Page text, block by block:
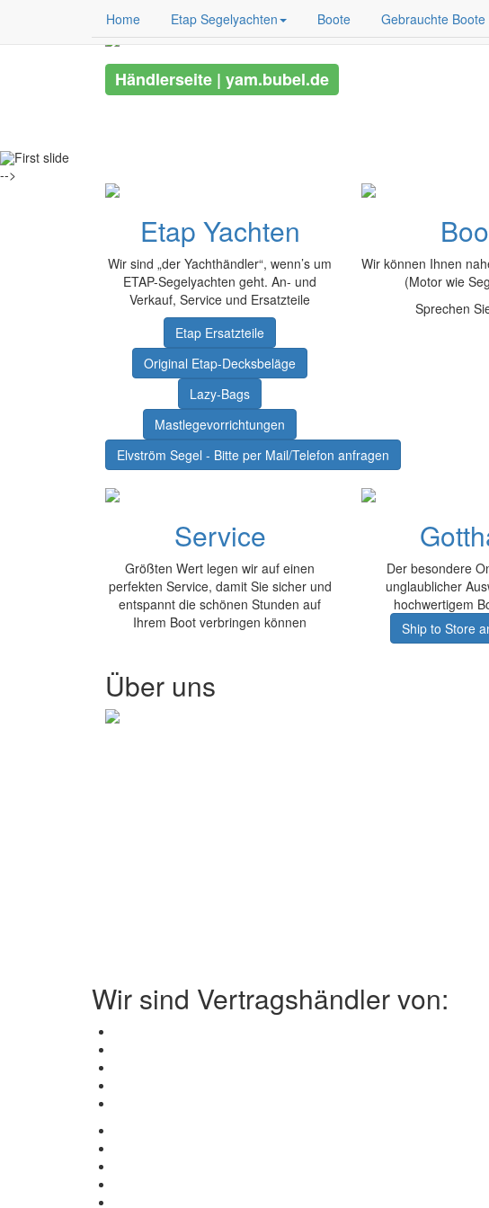
Home Etap Segelyachten Boote Gebrauchte Boote
Händlerseite | yam.bubel.deIhr
-->
Etap Yachten
Wir sind „der Yachthändler“, wenn’s um
ETAP-Segelyachten geht. An- und
Verkauf, Service und Ersatzteile
Etap Ersatzteile
Original Etap-Decksbeläge
Lazy-Bags
Mastlegevorrichtungen
Elvström Segel - Bitte per Mail/Telefon anfragen
Wir können Ihnen
(Motor wie
Sprechen
Service
Größten Wert legen wir auf einen
perfekten Service, damit Sie sicher und
entspannt die schönen Stunden auf
Ihrem Boot verbringen können
Der besondere
unglaublicher
hochwertigem
Ship to Store
Über uns
Wir sind Vertragshändler von: